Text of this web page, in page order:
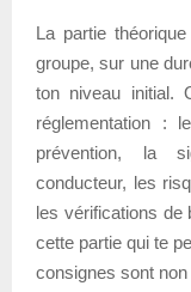
La partie
groupe, sur une
ton niveau initial.
réglementation :
prévention, la
conducteur, les
les vérifications de
cette partie qui te
consignes sont